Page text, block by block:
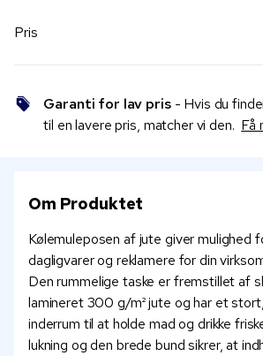
Pris
Garanti for lav pris- Hvis du
til en lavere pris, matcher vi den. Få
Om Produktet
Kølemuleposen af jute giver mulighed
dagligvarer og reklamere for din
Den rummelige taske er fremstillet af
lamineret 300 g/m² jute og har et
inderrum til at holde mad og drikke
lukning og den brede bund sikrer, at